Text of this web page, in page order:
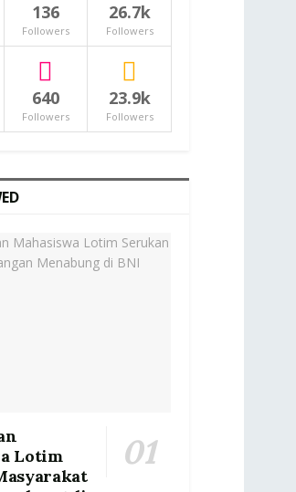
136
Followers
26.7k
Followers
640
Followers
23.9k
Followers
Lotim